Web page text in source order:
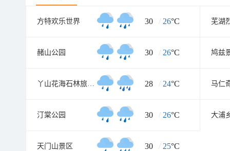
方特欢乐世界 30 / 26°C 芜湖
赭山公园 30 / 26°C 鸠兹
丫山花海石林旅游风景区 28 / 24°C 马仁
汀棠公园 30 / 26°C 大浦
天门山景区 30 / 25°C